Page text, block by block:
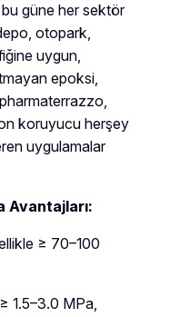
bu güne her sektör
otopark,
uygun,
epoksi,
koruyucu herşey
uygulamalar
Avantajları:
≥ 70–100
1.5–3.0 MPa,